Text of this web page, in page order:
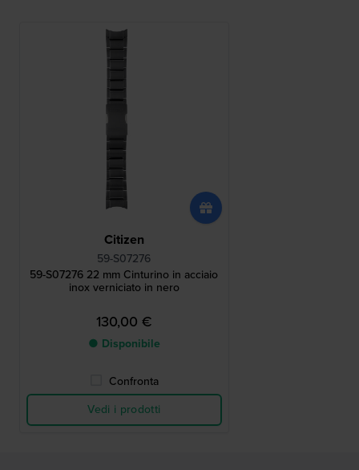
Citizen
59-S07276
59-S07276 22 mm Cinturino in acciaio
inox verniciato in nero
130,00 €
● Disponibile
Confronta
Vedi i prodotti